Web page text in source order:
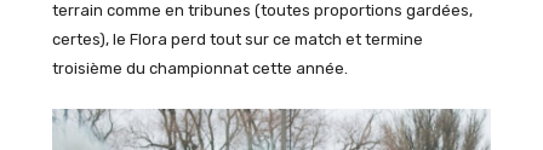
terrain comme en tribunes (toutes proportions gardées,
certes), le Flora perd tout sur ce match et termine
troisième du championnat cette année.